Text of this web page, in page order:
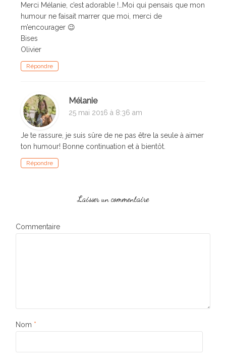
Merci Mélanie, c’est adorable !…Moi qui pensais que mon
humour ne faisait marrer que moi, merci de
m’encourager 😉
Bises
Olivier
Répondre
Mélanie
25 mai 2016 à 8:36 am
Je te rassure, je suis sûre de ne pas être la seule à aimer
ton humour! Bonne continuation et à bientôt.
Répondre
Laisser un commentaire
Commentaire
Nom *